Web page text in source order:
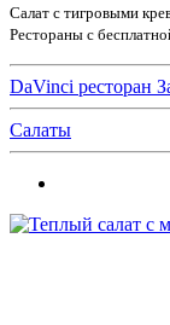
Салат с тигровыми
Рестораны с
DaVinci ресторан
Салаты